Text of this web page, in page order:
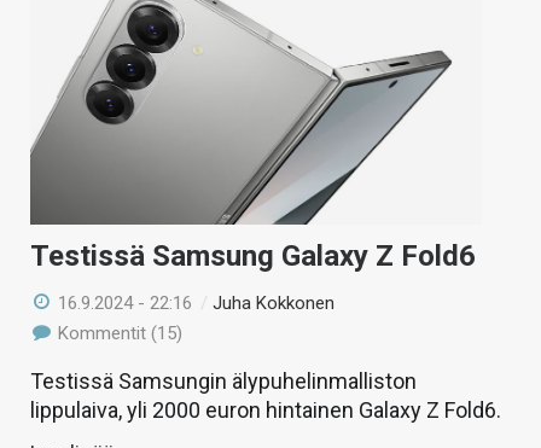
Testissä Samsung Galaxy Z Fold6
16.9.2024 - 22:16 /Juha Kokkonen
Kommentit (15)
Testissä Samsungin älypuhelinmalliston
lippulaiva, yli 2000 euron hintainen Galaxy Z Fold6.